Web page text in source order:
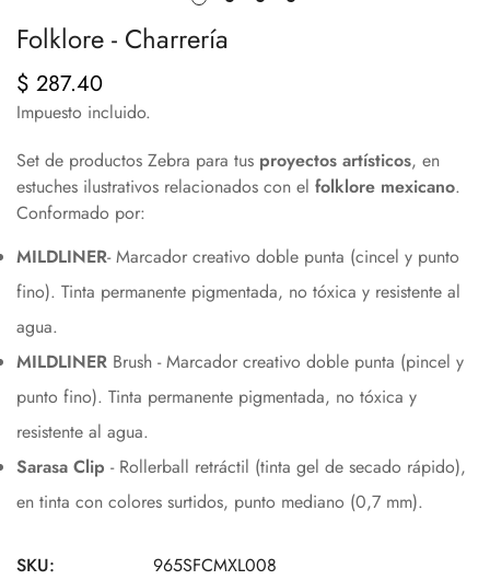
Folklore - Charrería
Precio
regular
$ 287.40
Impuesto incluido.
Set de productos Zebra para tus proyectos artísticos, en
estuches ilustrativos relacionados con el folklore mexicano.
Conformado por:
MILDLINER- Marcador creativo doble punta (cincel y punto
fino). Tinta permanente pigmentada, no tóxica y resistente al
agua.
MILDLINER Brush - Marcador creativo doble punta (pincel y
punto fino). Tinta permanente pigmentada, no tóxica y
resistente al agua.
Sarasa Clip - Rollerball retráctil (tinta gel de secado rápido),
en tinta con colores surtidos, punto mediano (0,7 mm).
SKU: 965SFCMXL008